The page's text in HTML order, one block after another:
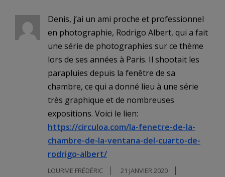
Denis, j’ai un ami proche et professionnel
en photographie, Rodrigo Albert, qui a fait
une série de photographies sur ce thème
lors de ses années à Paris. Il shootait les
parapluies depuis la fenêtre de sa
chambre, ce qui a donné lieu à une série
très graphique et de nombreuses
expositions. Voici le lien:
https://circuloa.com/la-fenetre-de-la-
chambre-de-la-ventana-del-cuarto-de-
rodrigo-albert/
LOURME FRÉDÉRIC
21 JANVIER 2020